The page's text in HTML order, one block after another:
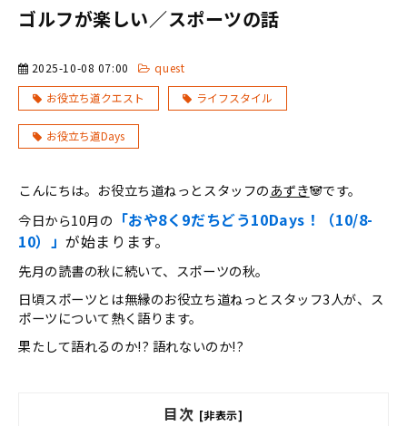
ゴルフが楽しい／スポーツの話
2025-10-08 07:00
quest
お役立ち道クエスト
ライフスタイル
お役立ち道Days
こんにちは。お役立ち道ねっとスタッフのあずき🐼です。
今日から10月の 「おや8く9だちどう10Days！（10/8-
10）」が始まります。
先月の読書の秋に続いて、スポーツの秋。
日頃スポーツとは無縁のお役立ち道ねっとスタッフ3人が、ス
ポーツについて熱く語ります。
果たして語れるのか!? 語れないのか!?
目次 [非表示]